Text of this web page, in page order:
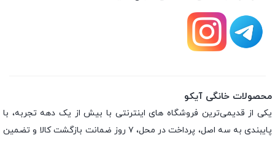
محصولات خانگی آیکو
یکی از قدیمی‌ترین فروشگاه های اینترنتی با بیش از یک دهه تجربه، با
پایبندی به سه اصل، پرداخت در محل، ۷ روز ضمانت بازگشت کالا و تضمین